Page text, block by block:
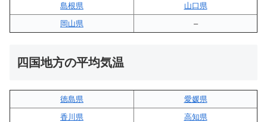
島根県
山口県
岡山県
–
四国地方の平均気温
徳島県
愛媛県
香川県
高知県